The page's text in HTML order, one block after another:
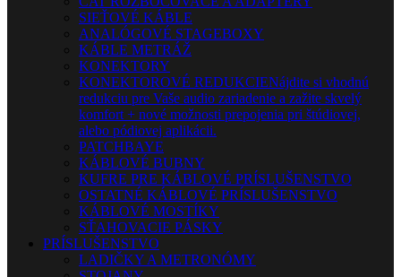
SIEŤOVÉ KÁBLE
ANALÓGOVÉ STAGEBOXY
KÁBLE METRÁŽ
KONEKTORY
KONEKTOROVÉ REDUKCIENájdite si vhodnú
redukciu pre Vaše audio zariadenie a zažite skvelý
komfort + nové možnosti prepojenia pri štúdiovej,
alebo pódiovej aplikácii.
PATCHBAYE
KÁBLOVÉ BUBNY
KUFRE PRE KÁBLOVÉ PRÍSLUŠENSTVO
OSTATNÉ KÁBLOVÉ PRÍSLUŠENSTVO
KÁBLOVÉ MOSTÍKY
SŤAHOVACIE PÁSKY
PRÍSLUŠENSTVO
LADIČKY A METRONÓMY